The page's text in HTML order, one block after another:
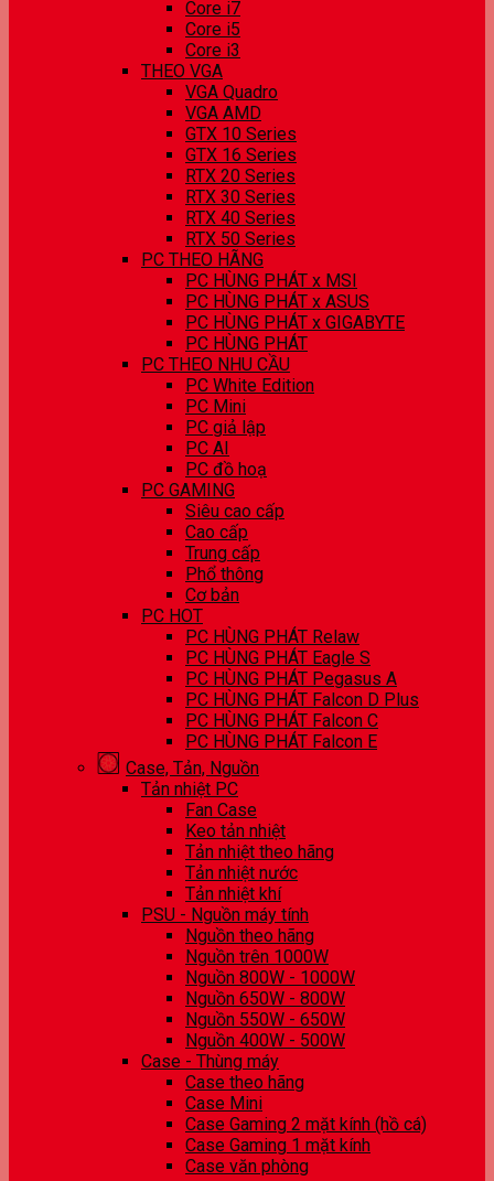
Core i7
Core i5
Core i3
THEO VGA
VGA Quadro
VGA AMD
GTX 10 Series
GTX 16 Series
RTX 20 Series
RTX 30 Series
RTX 40 Series
RTX 50 Series
PC THEO HÃNG
PC HÙNG PHÁT x MSI
PC HÙNG PHÁT x ASUS
PC HÙNG PHÁT x GIGABYTE
PC HÙNG PHÁT
PC THEO NHU CẦU
PC White Edition
PC Mini
PC giả lập
PC AI
PC đồ hoạ
PC GAMING
Siêu cao cấp
Cao cấp
Trung cấp
Phổ thông
Cơ bản
PC HOT
PC HÙNG PHÁT Relaw
PC HÙNG PHÁT Eagle S
PC HÙNG PHÁT Pegasus A
PC HÙNG PHÁT Falcon D Plus
PC HÙNG PHÁT Falcon C
PC HÙNG PHÁT Falcon E
Case, Tản, Nguồn
Tản nhiệt PC
Fan Case
Keo tản nhiệt
Tản nhiệt theo hãng
Tản nhiệt nước
Tản nhiệt khí
PSU - Nguồn máy tính
Nguồn theo hãng
Nguồn trên 1000W
Nguồn 800W - 1000W
Nguồn 650W - 800W
Nguồn 550W - 650W
Nguồn 400W - 500W
Case - Thùng máy
Case theo hãng
Case Mini
Case Gaming 2 mặt kính (hồ cá)
Case Gaming 1 mặt kính
Case văn phòng